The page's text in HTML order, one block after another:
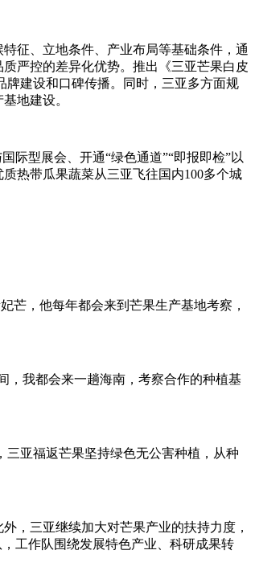
征、立地条件、产业布局等基础条件，通
严控的差异化优势。推出《三亚芒果白皮
牌建设和口碑传播。同时，三亚多方面规
地建设。
际型展会、开通“绿色通道”“即报即检”以
热带瓜果蔬菜从三亚飞往国内100多个城
芒，他每年都会来到芒果生产基地考察，
，我都会来一趟海南，考察合作的种植基
三亚福返芒果坚持绿色无公害种植，从种
，三亚继续加大对芒果产业的扶持力度，
工作队围绕发展特色产业、科研成果转